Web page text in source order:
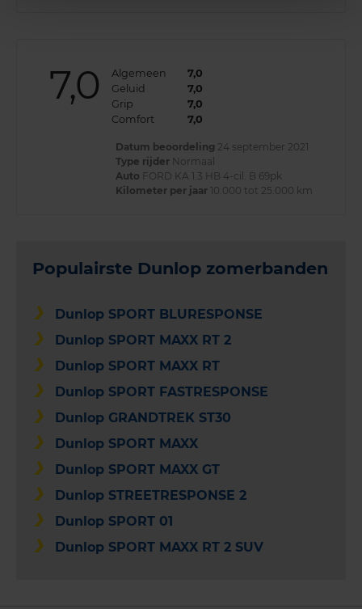
7,0 Algemeen
7,0
Geluid
7,0
Grip
7,0
Comfort
7,0
Datum beoordeling 24 september 2021
Type rijder Normaal
Auto FORD KA 1.3 HB 4-cil. B 69pk
Kilometer per jaar 10.000 tot 25.000 km
Populairste Dunlop zomerbanden
Dunlop SPORT BLURESPONSE
Dunlop SPORT MAXX RT 2
Dunlop SPORT MAXX RT
Dunlop SPORT FASTRESPONSE
Dunlop GRANDTREK ST30
Dunlop SPORT MAXX
Dunlop SPORT MAXX GT
Dunlop STREETRESPONSE 2
Dunlop SPORT 01
Dunlop SPORT MAXX RT 2 SUV